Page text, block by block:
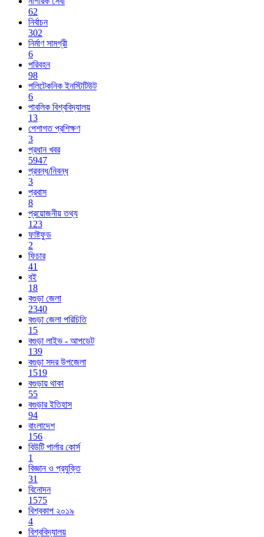
62
নির্বাচন
302
নির্মাণ সামগ্রী
6
পরিবহন
98
পলিটেকনিক ইনস্টিটিউট
6
পাবলিক বিশ্ববিদ্যালয়
13
পেশাগত প্রশিক্ষণ
3
প্রধান খবর
5947
প্রবন্ধ/নিবন্ধ
3
প্রবাস
8
প্রয়োজনীয় তথ্য
123
ফাষ্টফুড
2
ফিচার
41
বই
18
বগুড়া জেলা
2340
বগুড়া জেলা পরিচিতি
15
বগুড়া লাইভ - আপডেট
139
বগুড়া সদর উপজেলা
1519
বগুড়ায় থাকা
55
বগুড়ার ইতিহাস
94
বাংলাদেশ
156
বিউটি পার্লার কোর্স
1
বিজ্ঞান ও প্রযুক্তি
31
বিনোদন
1575
বিশ্বকাপ ২০১৯
4
বিশ্ববিদ্যালয়